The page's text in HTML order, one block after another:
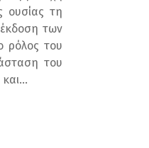
ουσίας τη
των
ρόλος του
του